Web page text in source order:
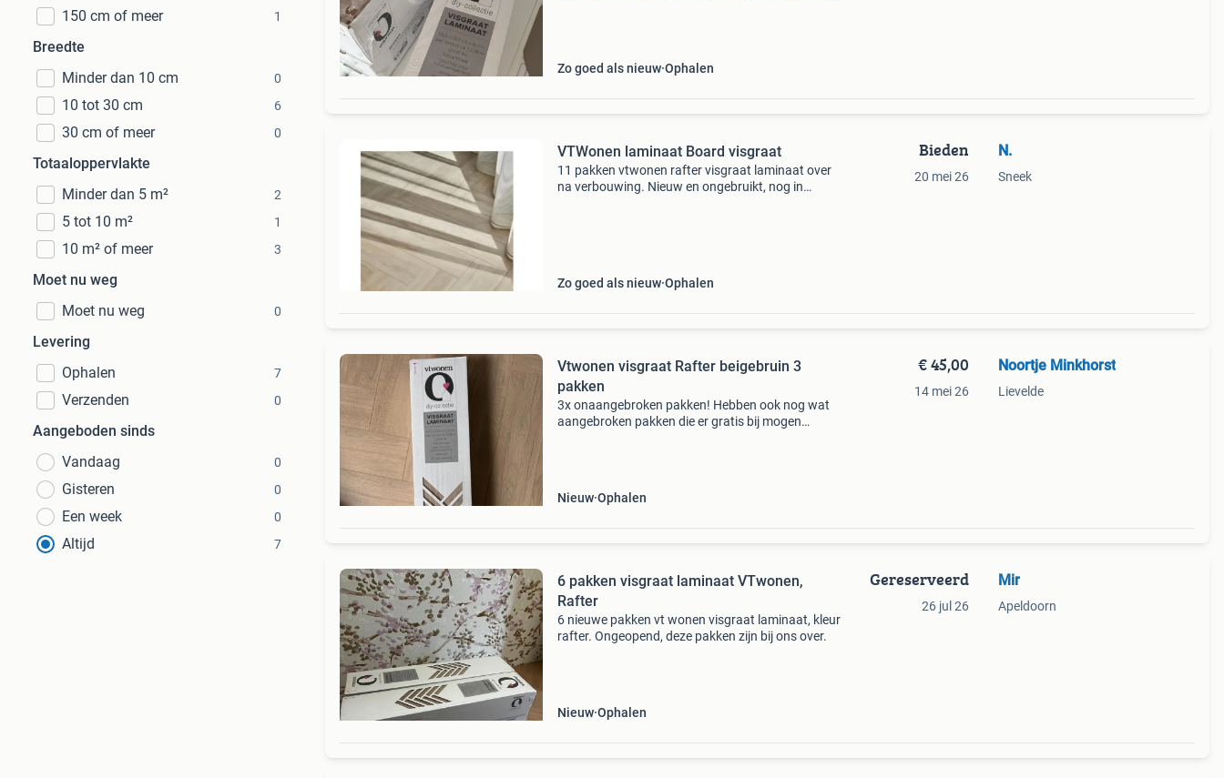
150 cm of meer 1
Breedte
Minder dan 10 cm
0
10 tot 30 cm 6
30 cm of meer 0
Totaaloppervlakte
Minder dan 5 m²
2
5 tot 10 m² 1
10 m² of meer 3
Moet nu weg
Moet nu weg
0
Levering
Ophalen
7
Verzenden 0
Aangeboden sinds
Vandaag
0
Gisteren 0
Een week 0
Altijd 7
Zo goed als nieuw Ophalen
VTWonen laminaat Board visgraat
11 pakken vtwonen rafter visgraat laminaat over
na verbouwing. Nieuw en ongebruikt, nog in
Zo goed als nieuw Ophalen
Bieden
20 mei 26
N.
Sneek
Vtwonen visgraat Rafter beigebruin 3
pakken
3x onaangebroken pakken! Hebben ook nog wat
aangebroken pakken die er gratis bij mogen
Nieuw Ophalen
€ 45,00
14 mei 26
Noortje Minkhorst
Lievelde
6 pakken visgraat laminaat VTwonen,
Rafter
6 nieuwe pakken vt wonen visgraat laminaat, kleur
rafter. Ongeopend, deze pakken zijn bij ons over.
Nieuw Ophalen
Gereserveerd
26 jul 26
Mir
Apeldoorn